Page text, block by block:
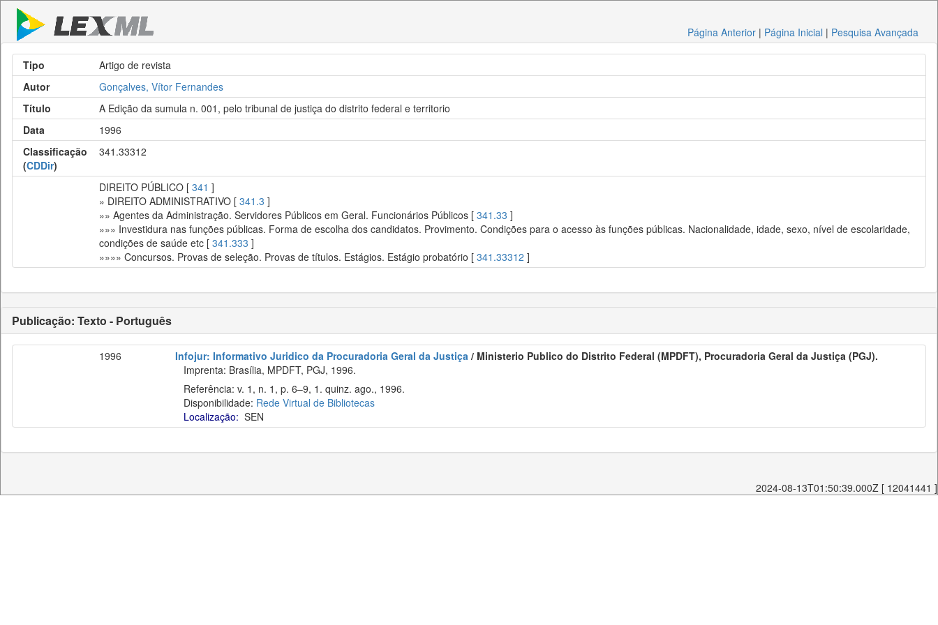
Página Anterior | Página Inicial | Pesquisa Avançada
Tipo
Artigo de revista
Autor
Gonçalves, Vítor Fernandes
Título
A Edição da sumula n. 001, pelo tribunal de justiça do distrito federal e territorio
Data
1996
Classificação
(CDDir)
341.33312
DIREITO PÚBLICO [ 341 ]
» DIREITO ADMINISTRATIVO [ 341.3 ]
»» Agentes da Administração. Servidores Públicos em Geral. Funcionários Públicos [ 341.33 ]
»»» Investidura nas funções públicas. Forma de escolha dos candidatos. Provimento. Condições para o acesso às funções públicas. Nacionalidade, idade, sexo, nível de escolaridade,
condições de saúde etc [ 341.333 ]
»»»» Concursos. Provas de seleção. Provas de títulos. Estágios. Estágio probatório [ 341.33312 ]
Publicação: Texto - Português
1996 Infojur: Informativo Juridico da Procuradoria Geral da Justiça / Ministerio Publico do Distrito Federal (MPDFT), Procuradoria Geral da Justiça (PGJ).
Imprenta: Brasília, MPDFT, PGJ, 1996.
Referência: v. 1, n. 1, p. 6–9, 1. quinz. ago., 1996.
Disponibilidade: Rede Virtual de Bibliotecas
Localização: SEN
2024-08-13T01:50:39.000Z [ 12041441 ]